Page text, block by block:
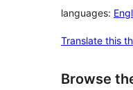
languages:
Translate this
Browse